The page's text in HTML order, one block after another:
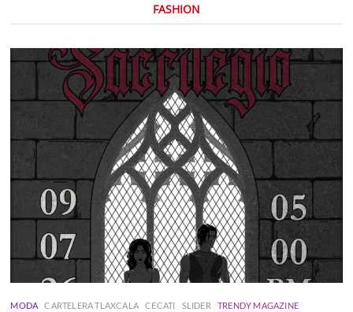
FASHION
MODA CARTELERA TLAXCALA CECATI SLIDER TRENDY MAGAZINE